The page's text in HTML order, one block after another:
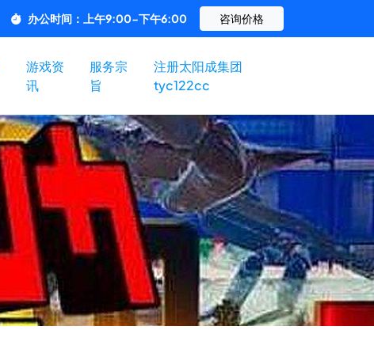
办公时间：上午9:00-下午6:00 咨询价格
游戏资
讯
服务宗
旨
注册太阳成集团
tyc122cc